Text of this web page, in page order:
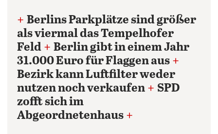
+ Berlins Parkplätze sind größer
als viermal das Tempelhofer
Feld + Berlin gibt in einem Jahr
31.000 Euro für Flaggen aus +
Bezirk kann Luftfilter weder
nutzen noch verkaufen + SPD
zofft sich im
Abgeordnetenhaus +